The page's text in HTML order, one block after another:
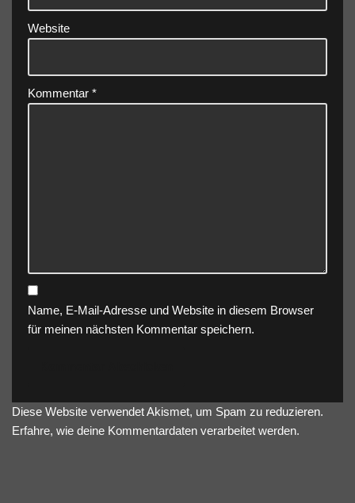
Website
Kommentar *
Name, E-Mail-Adresse und Website in diesem Browser
für meinen nächsten Kommentar speichern.
Diese Website verwendet Akismet, um Spam zu reduzieren.
Erfahre, wie deine Kommentardaten verarbeitet werden.